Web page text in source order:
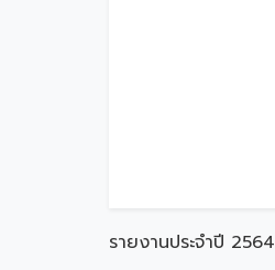
รายงานประจำปี 2564